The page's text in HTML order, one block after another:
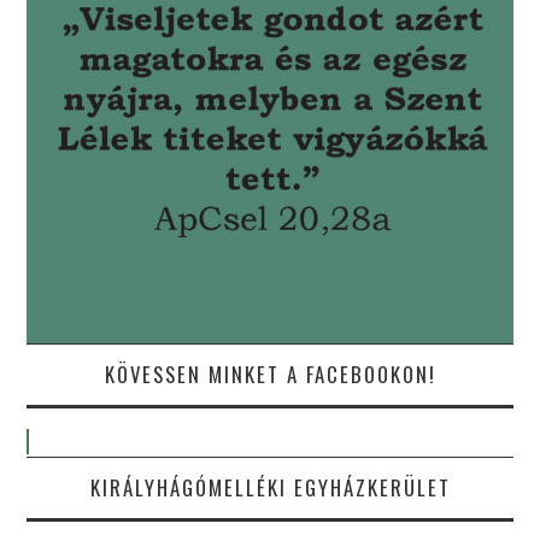
KÖVESSEN MINKET A FACEBOOKON!
KIRÁLYHÁGÓMELLÉKI EGYHÁZKERÜLET